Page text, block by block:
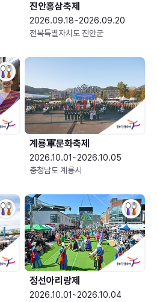
진안홍삼축제
2026.09.18~2026.09.20
전북특별자치도 진안군
2026.10.01~2026.10.05
충청남도 계룡시
정선아리랑제
2026.10.01~2026.10.04